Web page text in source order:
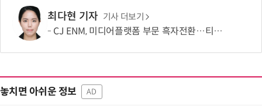
최다현 기자 기사 더보기
CJ ENM, 미디어플랫폼 부문 흑자전환…티빙 첫 분기 흑자
놓치면 아쉬운 정보 AD